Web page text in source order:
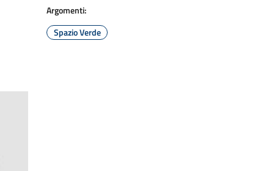
Argomenti:
Spazio Verde